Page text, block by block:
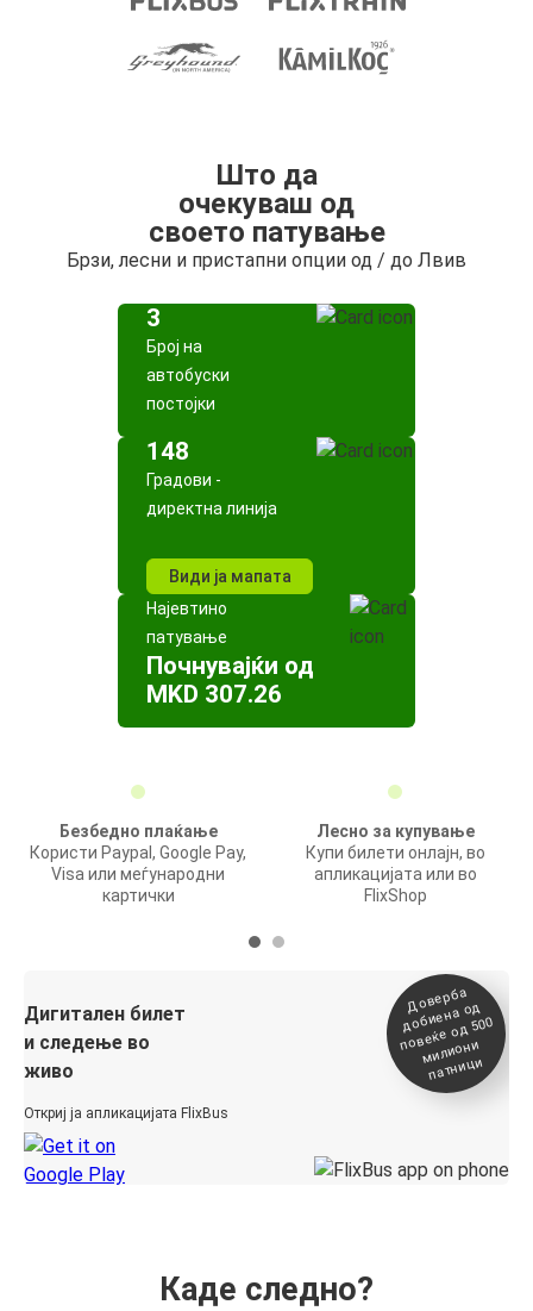
Што да
очекуваш од
своето патување
Брзи, лесни и пристапни опции од / до Лвив
3
Број на
автобуски
постојки
148
Градови -
директна линија
Види ја мапата
Најевтино
патување
Почнувајќи од
MKD 307.26
Безбедно плаќање
Користи Paypal, Google Pay,
Visa или меѓународни
картички
Лесно за купување
Купи билети онлајн, во
апликацијата или во
FlixShop
Дигитален билет
и следење во
живо
Откриј ја апликацијата FlixBus
Доверба
добиена о
д
повеќе о
д 500
милиони
патници
Каде следно?